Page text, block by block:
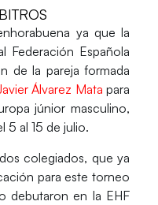
ya que la
Federación Española
de la pareja formada
Álvarez Mata para
júnior masculino,
5 al 15 de julio.
colegiados, que ya
para este torneo
debutaron en la EHF